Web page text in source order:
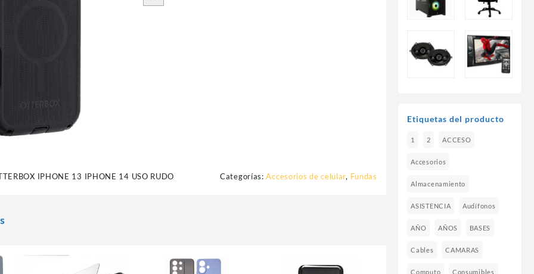
IPHONE 13 IPHONE 14 USO RUDO Categorías:Accesorios de celular, Fundas
Etiquetas del producto
1 2 ACCESO
Accesorios
Almacenamiento
ASISTENCIA Audífonos
AÑO AÑOS BASES
Cables CAMARAS
Computo Consumibles